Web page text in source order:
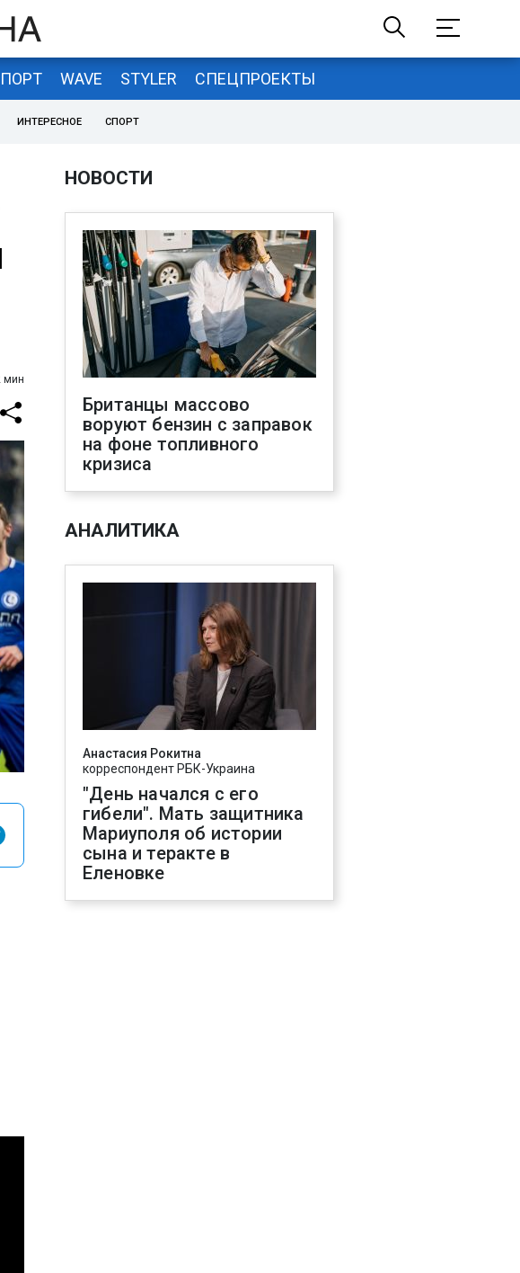
WAVE STYLER СПЕЦПРОЕКТЫ
ИНТЕРЕСНОЕ СПОРТ
мин
НОВОСТИ
Британцы массово
воруют бензин с заправок
на фоне топливного
кризиса
АНАЛИТИКА
Анастасия Рокитна
корреспондент РБК-Украина
"День начался с его
гибели". Мать защитника
Мариуполя об истории
сына и теракте в
Еленовке